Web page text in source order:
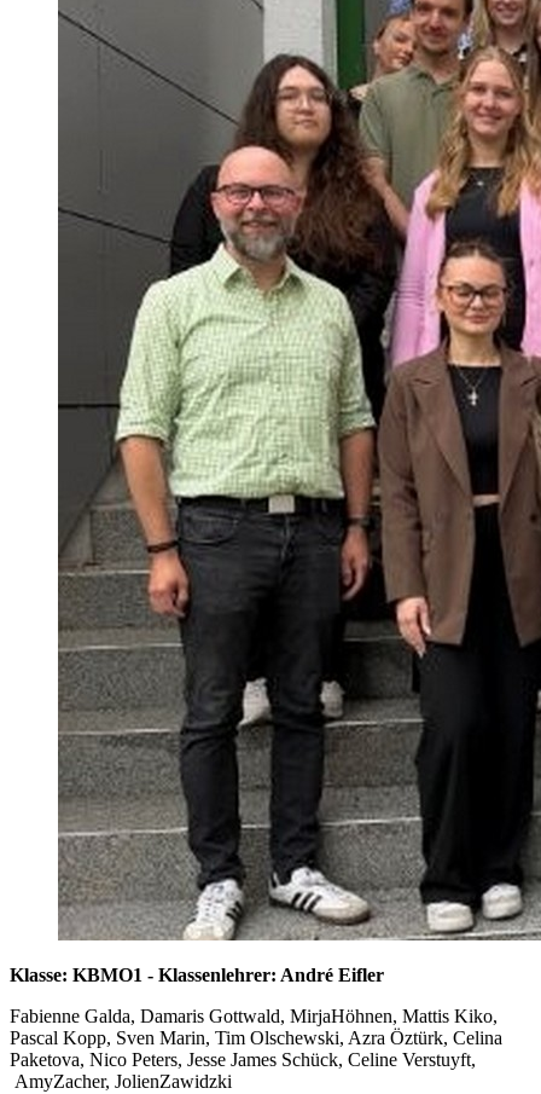
Klasse: KBMO1 - Klassenlehrer: André Eifler
Fabienne Galda, Damaris Gottwald, MirjaHöhnen, Mattis Kiko,
Pascal Kopp, Sven Marin, Tim Olschewski, Azra Öztürk, Celina
Paketova, Nico Peters, Jesse James Schück, Celine Verstuyft,
AmyZacher, JolienZawidzki